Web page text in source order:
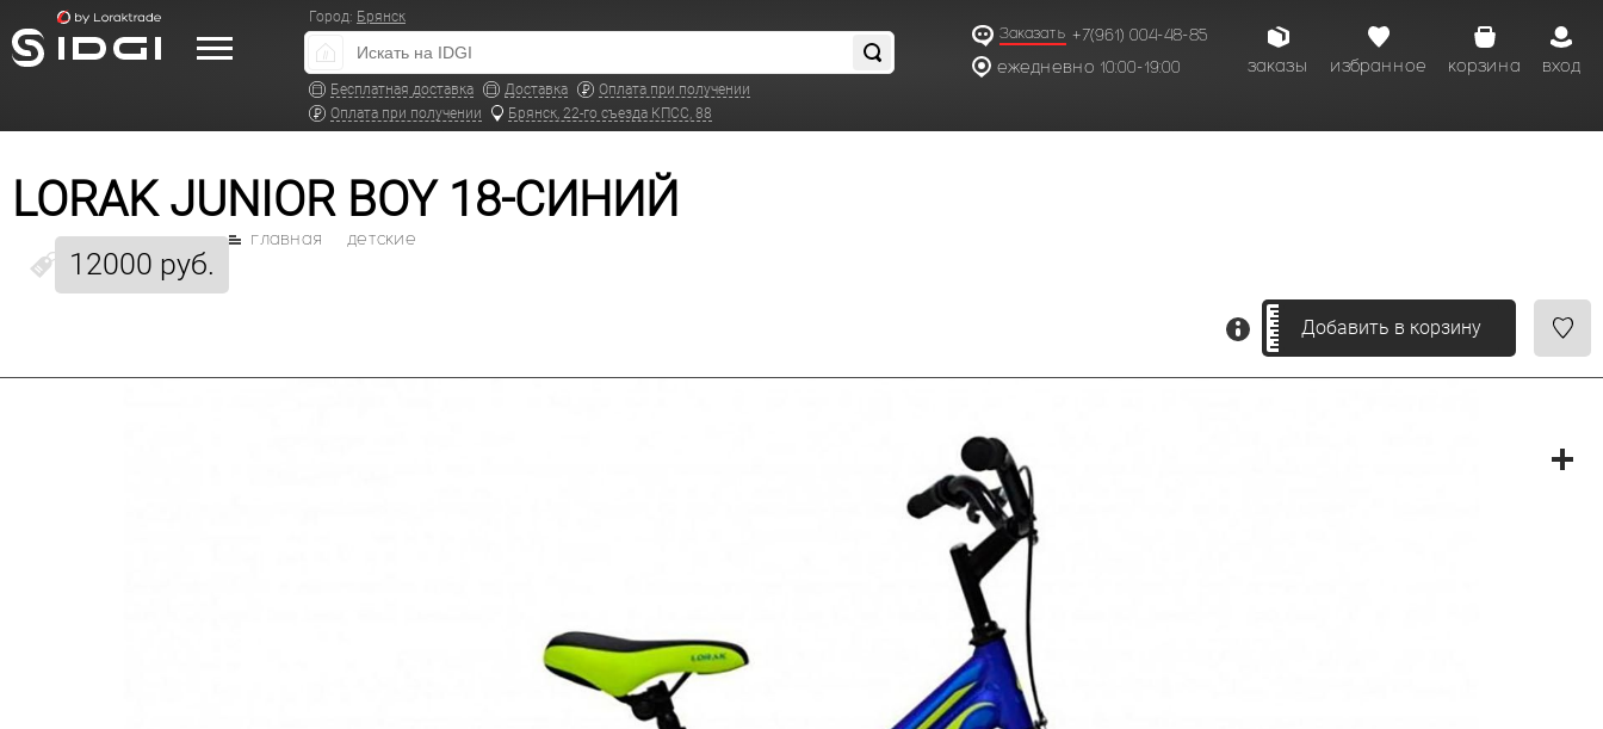
Город: Брянск
Бесплатная доставка Доставка
Оплата при получении
Оплата при получении
Брянск, 22-го съезда КПСС, 88
Заказать +7(961) 004-48-85
ежедневно 10:00-19:00
вход
корзина
избранное
заказы
LORAK JUNIOR BOY 18-СИНИЙ
12000 руб.
главная детские
Добавить в корзину